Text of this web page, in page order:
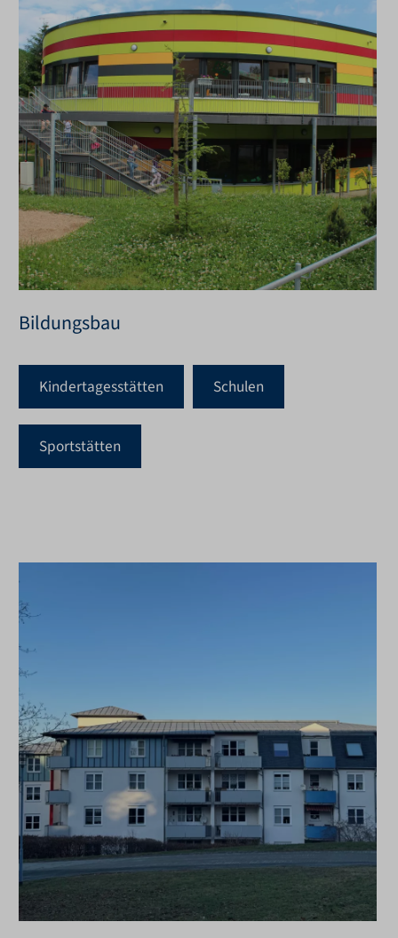
Bildungsbau
Kindertagesstätten Schulen
Sportstätten